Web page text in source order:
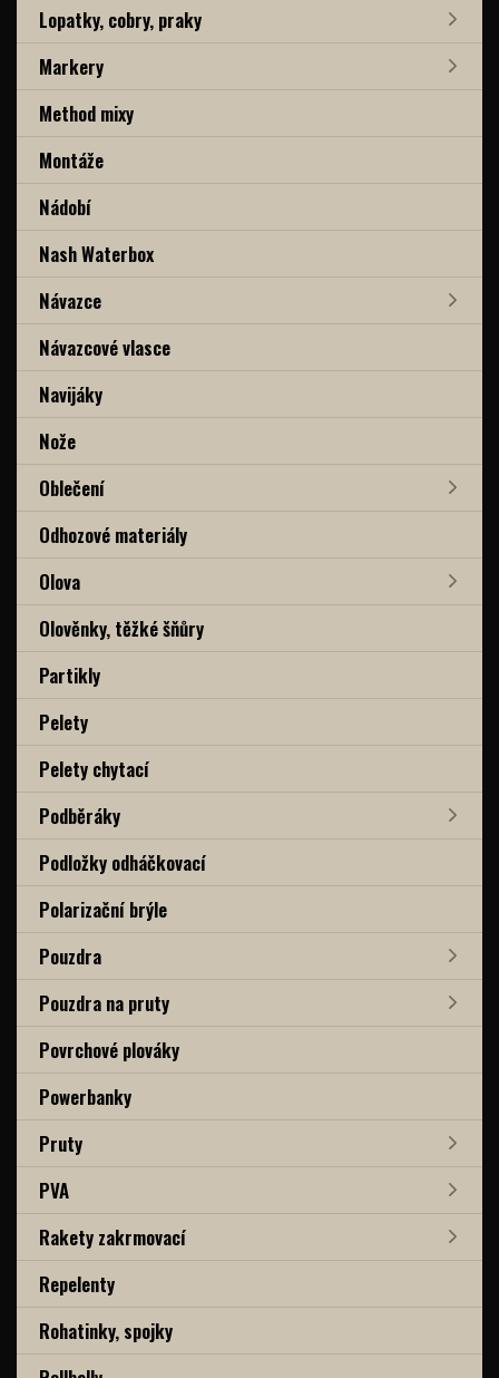
Lopatky, cobry, praky
Markery
Method mixy
Montáže
Nádobí
Nash Waterbox
Návazce
Návazcové vlasce
Navijáky
Nože
Oblečení
Odhozové materiály
Olova
Olověnky, těžké šňůry
Partikly
Pelety
Pelety chytací
Podběráky
Podložky odháčkovací
Polarizační brýle
Pouzdra
Pouzdra na pruty
Povrchové plováky
Powerbanky
Pruty
PVA
Rakety zakrmovací
Repelenty
Rohatinky, spojky